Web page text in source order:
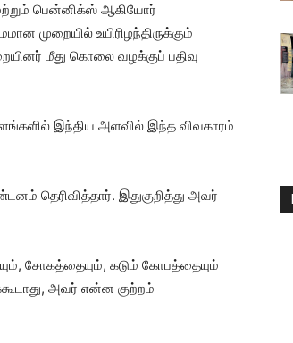
பென்னிக்ஸ் ஆகியோர்
முறையில் உயிரிழந்திருக்கும்
மீது கொலை வழக்குப் பதிவு
இந்திய அளவில் இந்த விவகாரம்
தெரிவித்தார். இதுகுறித்து அவர்
சோகத்தையும், கடும் கோபத்தையும்
அவர் என்ன குற்றம்